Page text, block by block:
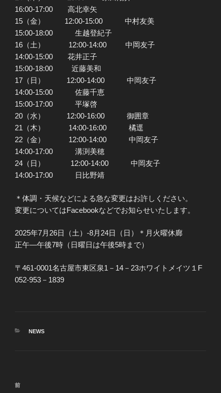
16:00-17:00 高北幸矢
15（金） 12:00-15:00 中村友美
15:00-18:00 生越登紀子
16（土） 12:00-14:00 中岡友子
14:00-15:00 花井正子
15:00-18:00 近藤美和
17（日） 12:00-14:00 中岡友子
14:00-15:00 佐藤千恵
15:00-17:00 平塚啓
20（水） 12:00-16:00 御囲章
21（木） 14:00-16:00 橘逕
22（金） 12:00-14:00 中岡友子
14:00-17:00 溝渕美穂
24（日） 12:00-14:00 中岡友子
14:00-17:00 日比野靖
＊体調・天候などによる急な変更はお許しください。
変更についてはFacebookなどでお知らせいたします。
2025年7月26日（土）-8月24日（日）＊月火曜休廊
正午―午後7時（日曜日は午後5時まで）
〒461-0001名古屋市東区泉1－14－23ホワイトメイツ１F
052-953－1839
カ
NEWS
投
前
前